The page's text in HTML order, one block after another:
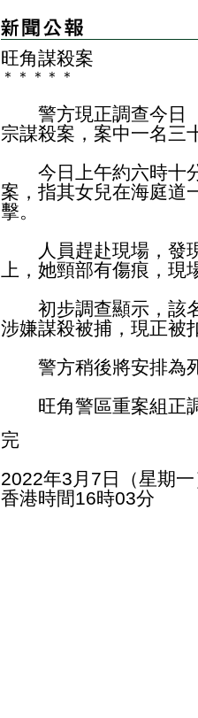
旺角謀殺案
＊ ＊ ＊ ＊ ＊
警方現正調查今日（
宗謀殺案，案中一名三
今日上午約六時十分
案，指其女兒在海庭道
擊。
人員趕赴現場，發現
上，她頸部有傷痕，現
初步調查顯示，該名
涉嫌謀殺被捕，現正被
警方稍後將安排為死
旺角警區重案組正
完
2022年3月7日（星期
香港時間16時03分